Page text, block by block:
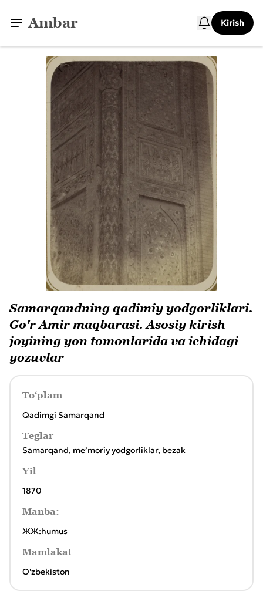
Ambar Kirish
Samarqandning qadimiy yodgorliklari.
Go'r Amir maqbarasi. Asosiy kirish
joyining yon tomonlarida va ichidagi
yozuvlar
To‘plam
Qadimgi Samarqand
Teglar
Samarqand, meʼmoriy yodgorliklar, bezak
Yil
1870
Manba:
ЖЖ:humus
Mamlakat
O'zbekiston